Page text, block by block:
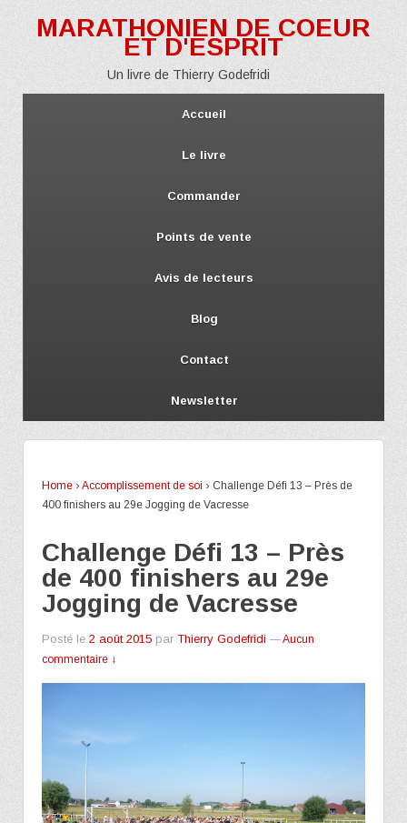
MARATHONIEN DE COEUR
ET D'ESPRIT
Un livre de Thierry Godefridi
Accueil
Le livre
Commander
Points de vente
Avis de lecteurs
Blog
Contact
Newsletter
Home › Accomplissement de soi › Challenge Défi 13 – Près de
400 finishers au 29e Jogging de Vacresse
Challenge Défi 13 – Près
de 400 finishers au 29e
Jogging de Vacresse
Posté le 2 août 2015 par Thierry Godefridi —Aucun
commentaire ↓